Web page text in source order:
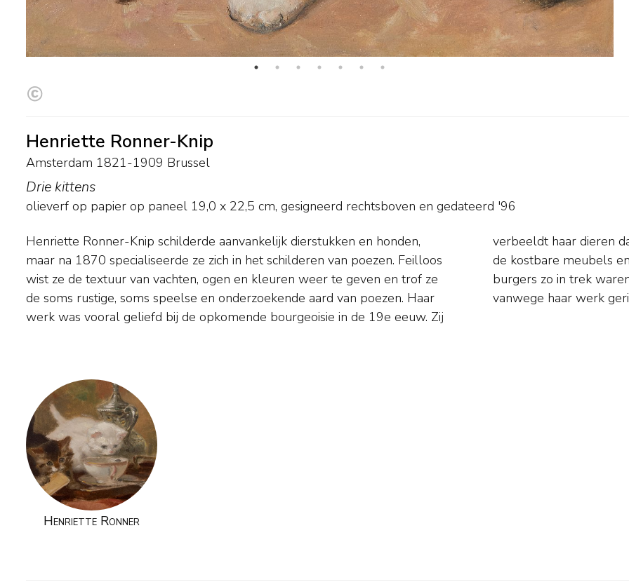
Henriette Ronner-Knip
Amsterdam 1821-1909 Brussel
Drie kittens
olieverf op papier op paneel 19,0 x 22,5 cm, gesigneerd rechtsboven en gedateerd '96
Henriette Ronner-Knip schilderde aanvankelijk dierstukken en honden,
maar na 1870 specialiseerde ze zich in het schilderen van poezen. Feilloos
wist ze de textuur van vachten, ogen en kleuren weer te geven en trof ze
de soms rustige, soms speelse en onderzoekende aard van poezen. Haar
werk was vooral geliefd bij de opkomende bourgeoisie in de 19e eeuw. Zij
verbeeldt haar dieren dan ook al spelend, slapend en kruipend op en over
de kostbare meubels en luxueuze stoffen die bij deze rijk geworden
burgers zo in trek waren. Zowel in Nederland als in België werd zij
vanwege haar werk
Henriette Ronner